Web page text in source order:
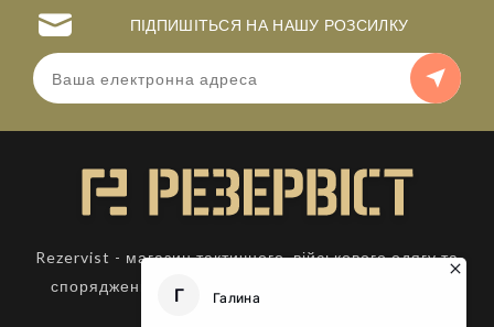
ПІДПИШІТЬСЯ НА НАШУ РОЗСИЛКУ
Rezervist - магазин тактичного, військового одягу та
спорядження. Товари для активного відпочинку.